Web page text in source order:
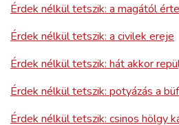
Érdek nélkül tetszik: a magától
Érdek nélkül tetszik: a civilek ereje
Érdek nélkül tetszik: hát akkor
Érdek nélkül tetszik: potyázás a
Érdek nélkül tetszik: csinos hölgy